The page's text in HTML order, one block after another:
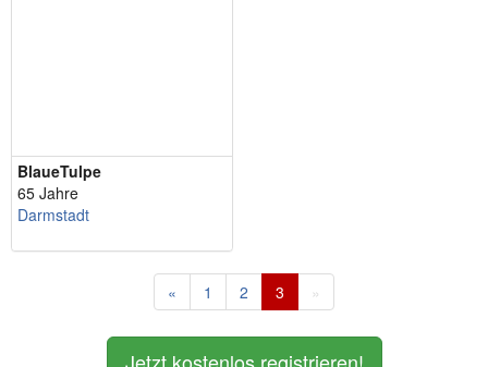
BlaueTulpe
65 Jahre
Darmstadt
« 1 2 3 »